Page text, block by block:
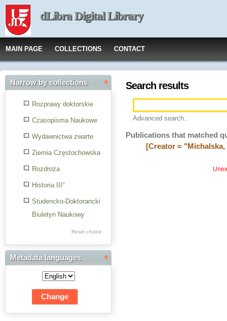
dLibra Digital Library
MAIN PAGE COLLECTIONS CONTACT
Narrow by collections
Rozprawy doktorskie
Czasopisma Naukowe
Wydawnictwa zwarte
Ziemia Częstochowska
Rozdroża
Historia III°
Studencko-Doktorancki
Biuletyn Naukowy
Res Academicae
Science Project Scripts
Biuletyn Informacyjny
WSP w Częstochowie
Reset choice
Metadata languages
Search results
Advanced search..
Publications that matched
[Creator =